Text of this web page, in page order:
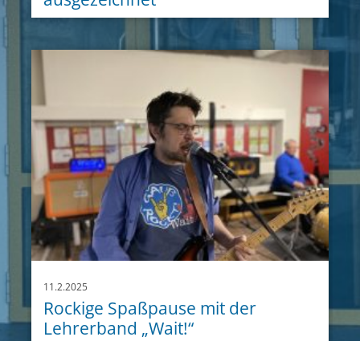
11.2.2025
Rockige Spaßpause mit der
Lehrerband „Wait!“